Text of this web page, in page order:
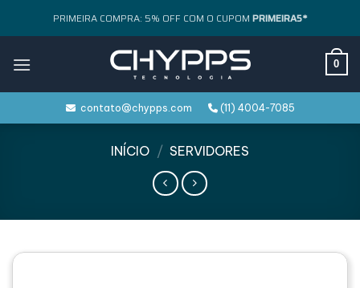
PRIMEIRA COMPRA: 5% OFF COM O CUPOM PRIMEIRA5*
0
contato@chypps.com (11) 4004-7085
INÍCIO / SERVIDORES